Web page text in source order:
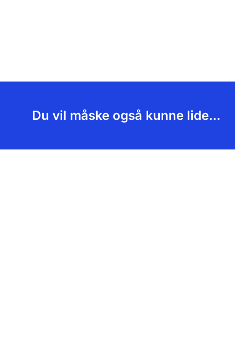
Du vil måske også kunne lide...